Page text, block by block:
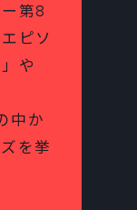
第8
ピソ
や
中か
を挙